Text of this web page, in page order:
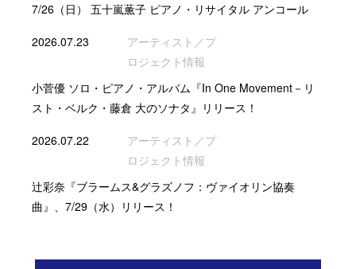
7/26（日） 五十嵐薫子 ピアノ・リサイタル アンコール
2026.07.23
アーティスト／プ
ロジェクト情報
小菅優 ソロ・ピアノ・アルバム『In One Movement－リ
スト・ベルク・藤倉 大のソナタ』リリース！
2026.07.22
アーティスト／プ
ロジェクト情報
辻彩奈『ブラームス&グラズノフ：ヴァイオリン協奏
曲』、7/29（水）リリース！